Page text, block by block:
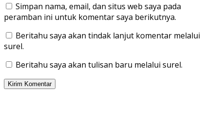
Simpan nama, email, dan situs web saya pada
peramban ini untuk komentar saya berikutnya.
Beritahu saya akan tindak lanjut komentar melalui
surel.
Beritahu saya akan tulisan baru melalui surel.